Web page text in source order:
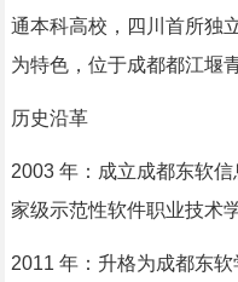
通本科高校，四川首所独
为特色，位于成都都江堰
历史沿革
2003 年：成立成都东软
家级示范性软件职业技术
2011 年：升格为成都东